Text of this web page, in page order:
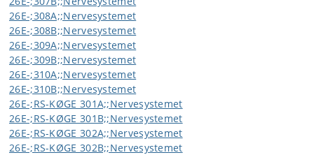
26E-;308A;;Nervesystemet
26E-;308B;;Nervesystemet
26E-;309A;;Nervesystemet
26E-;309B;;Nervesystemet
26E-;310A;;Nervesystemet
26E-;310B;;Nervesystemet
26E-;RS-KØGE 301A;;Nervesystemet
26E-;RS-KØGE 301B;;Nervesystemet
26E-;RS-KØGE 302A;;Nervesystemet
26E-;RS-KØGE 302B;;Nervesystemet